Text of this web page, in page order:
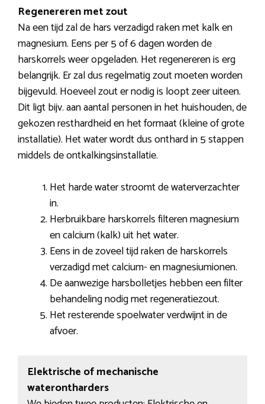
Regenereren met zout
Na een tijd zal de hars verzadigd raken met kalk en
magnesium. Eens per 5 of 6 dagen worden de
harskorrels weer opgeladen. Het regenereren is erg
belangrijk. Er zal dus regelmatig zout moeten worden
bijgevuld. Hoeveel zout er nodig is loopt zeer uiteen.
Dit ligt bijv. aan aantal personen in het huishouden, de
gekozen resthardheid en het formaat (kleine of grote
installatie). Het water wordt dus onthard in 5 stappen
middels de ontkalkingsinstallatie.
Het harde water stroomt de waterverzachter
in.
Herbruikbare harskorrels filteren magnesium
en calcium (kalk) uit het water.
Eens in de zoveel tijd raken de harskorrels
verzadigd met calcium- en magnesiumionen.
De aanwezige harsbolletjes hebben een filter
behandeling nodig met regeneratiezout.
Het resterende spoelwater verdwijnt in de
afvoer.
Elektrische of mechanische
waterontharders